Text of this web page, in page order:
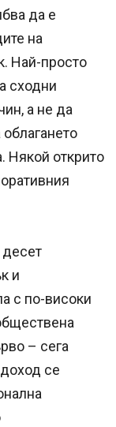
да е
на
Най-просто
сходни
а не да
Някой открито
десет
и
с по-високи
– сега
се